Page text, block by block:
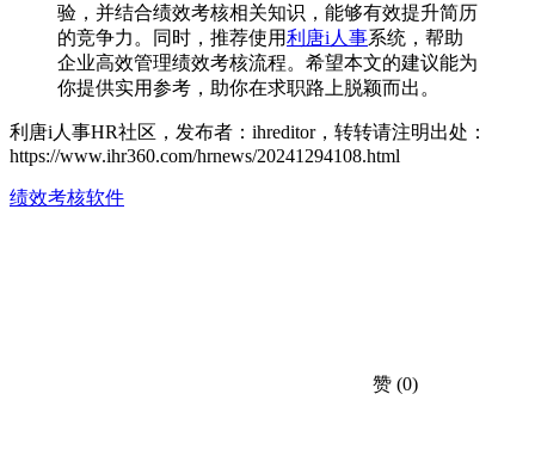
验，并结合绩效考核相关知识，能够有效提升简历
的竞争力。同时，推荐使用利唐i人事系统，帮助
企业高效管理绩效考核流程。希望本文的建议能为
你提供实用参考，助你在求职路上脱颖而出。
利唐i人事HR社区，发布者：ihreditor，转转请注明出处：
https://www.ihr360.com/hrnews/20241294108.html
绩效考核软件
赞 (0)